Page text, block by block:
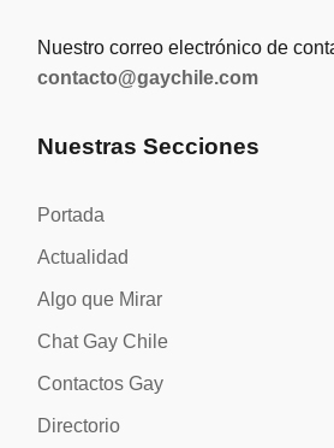
Nuestro correo electrónico de
contacto@gaychile.com
Nuestras Secciones
Portada
Actualidad
Algo que Mirar
Chat Gay Chile
Contactos Gay
Directorio